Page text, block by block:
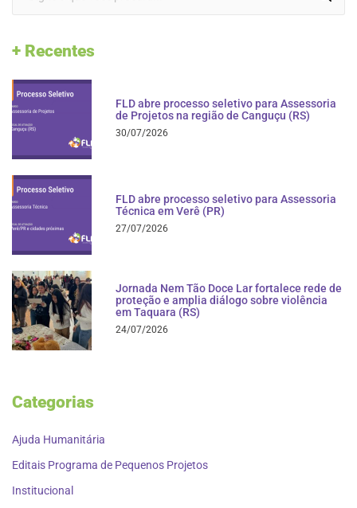
+ Recentes
FLD abre processo seletivo para Assessoria
de Projetos na região de Canguçu (RS)
30/07/2026
FLD abre processo seletivo para Assessoria
Técnica em Verê (PR)
27/07/2026
Jornada Nem Tão Doce Lar fortalece rede de
proteção e amplia diálogo sobre violência
em Taquara (RS)
24/07/2026
Categorias
Ajuda Humanitária
Editais Programa de Pequenos Projetos
Institucional